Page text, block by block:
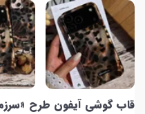
قاب گوشی آیفون طرح